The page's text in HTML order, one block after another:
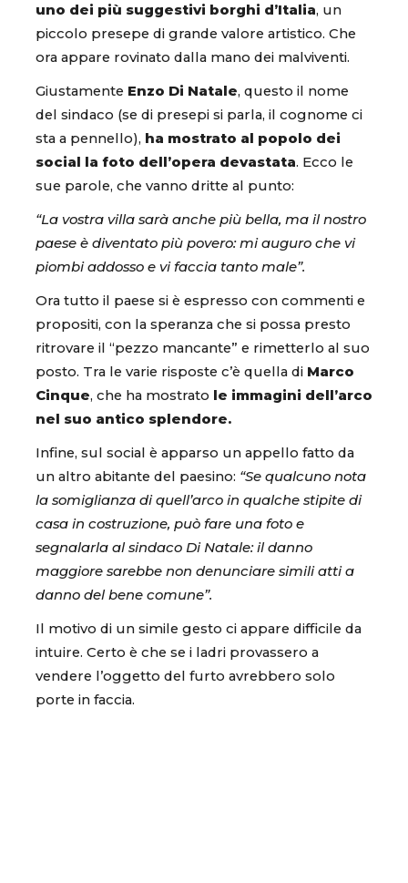
uno dei più suggestivi borghi d’Italia, un
piccolo presepe di grande valore artistico. Che
ora appare rovinato dalla mano dei malviventi.
Giustamente Enzo Di Natale, questo il nome
del sindaco (se di presepi si parla, il cognome ci
sta a pennello), ha mostrato al popolo dei
social la foto dell’opera devastata. Ecco le
sue parole, che vanno dritte al punto:
“La vostra villa sarà anche più bella, ma il nostro
paese è diventato più povero: mi auguro che vi
piombi addosso e vi faccia tanto male”.
Ora tutto il paese si è espresso con commenti e
propositi, con la speranza che si possa presto
ritrovare il “pezzo mancante” e rimetterlo al suo
posto. Tra le varie risposte c’è quella di Marco
Cinque, che ha mostrato le immagini dell’arco
nel suo antico splendore.
Infine, sul social è apparso un appello fatto da
un altro abitante del paesino: “Se qualcuno nota
la somiglianza di quell’arco in qualche stipite di
casa in costruzione, può fare una foto e
segnalarla al sindaco Di Natale: il danno
maggiore sarebbe non denunciare simili atti a
danno del bene comune”.
Il motivo di un simile gesto ci appare difficile da
intuire. Certo è che se i ladri provassero a
vendere l’oggetto del furto avrebbero solo
porte in faccia.